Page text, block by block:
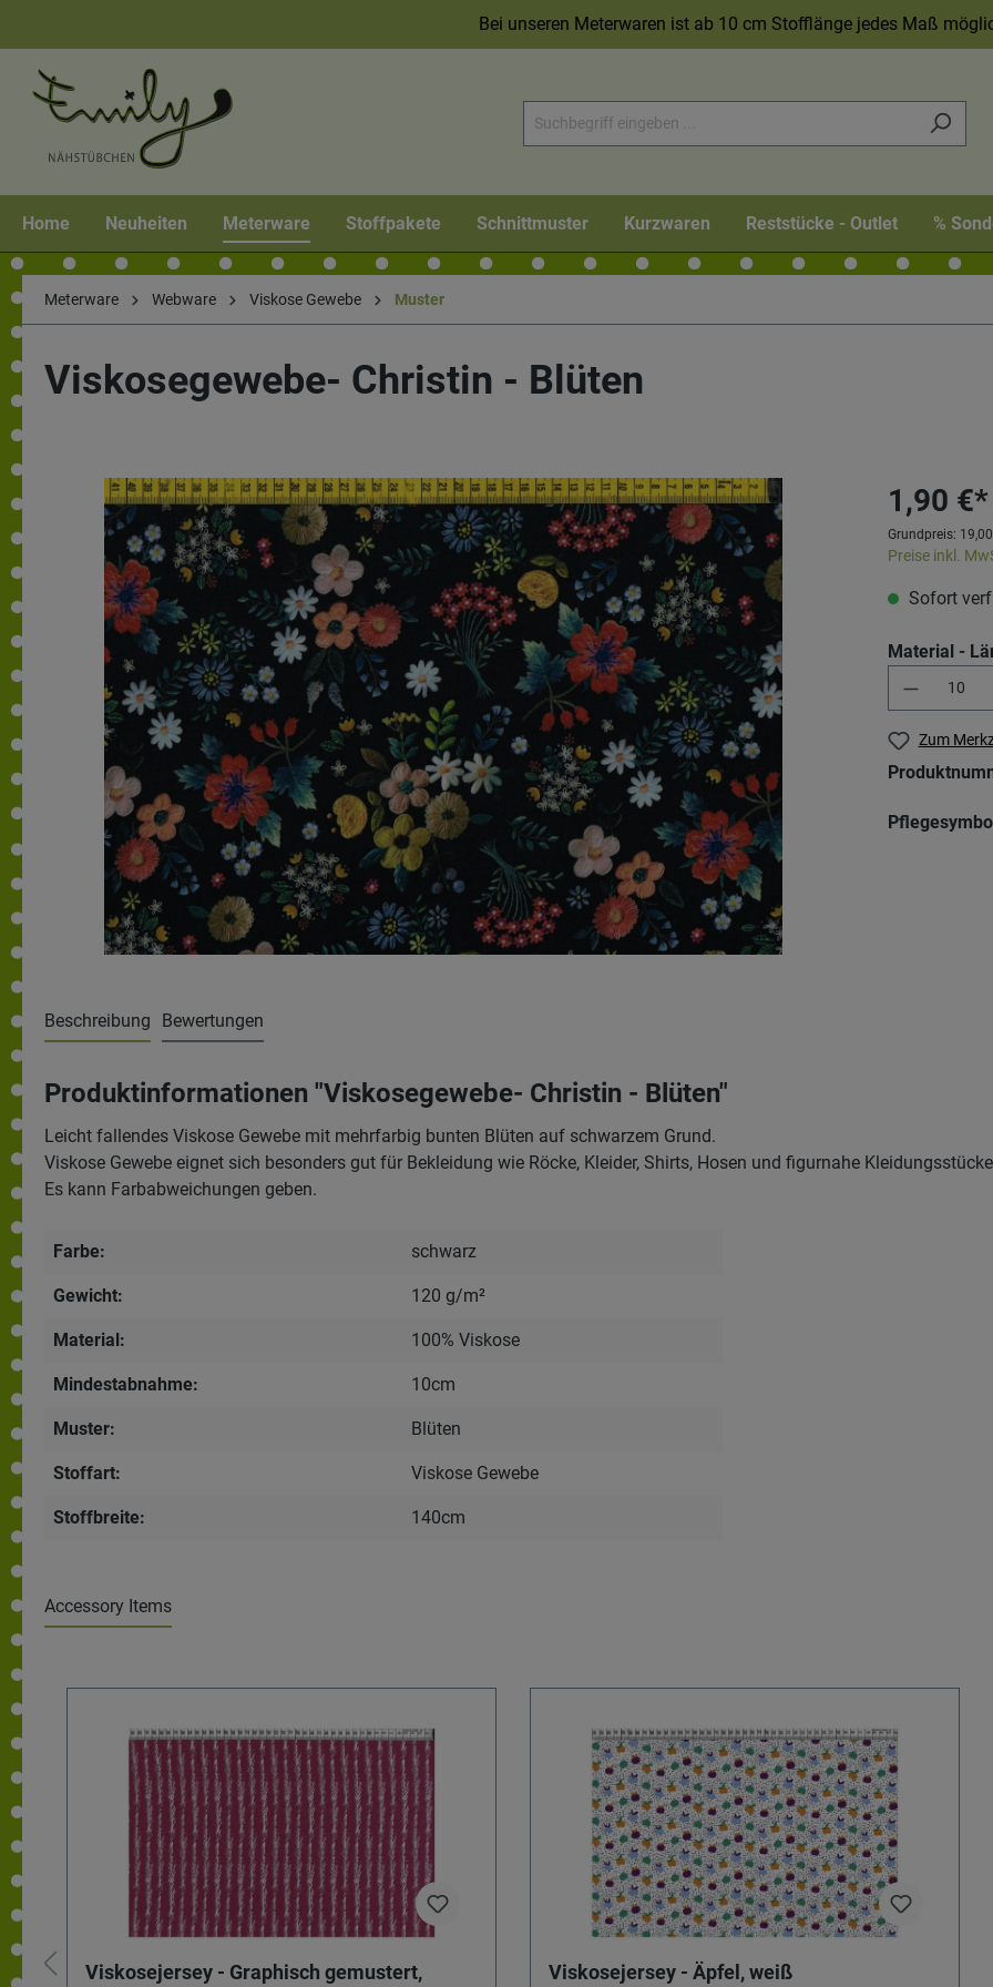
Bei unseren Meterwaren ist ab 10 cm Stofflänge jedes Maß
Home Neuheiten Meterware Stoffpakete Schnittmuster Kurzwaren Reststücke - Outlet %
Meterware Webware Viskose Gewebe Muster
Viskosegewebe- Christin - Blüten
1,90 €*
Grundpreis:
Preise inkl.
Sofort
Material -
Zum
Beschreibung Bewertungen
Produktinformationen "Viskosegewebe- Christin - Blüten"
Leicht fallendes Viskose Gewebe mit mehrfarbig bunten Blüten auf schwarzem Grund.
Viskose Gewebe eignet sich besonders gut für Bekleidung wie Röcke, Kleider, Shirts, Hosen und figurnahe
Es kann Farbabweichungen geben.
Farbe: schwarz
Gewicht: 120 g/m²
Material: 100% Viskose
Mindestabnahme: 10cm
Muster: Blüten
Stoffart: Viskose Gewebe
Stoffbreite: 140cm
Accessory Items
Viskosejersey - Graphisch gemustert,
Viskosejersey - Äpfel, weiß